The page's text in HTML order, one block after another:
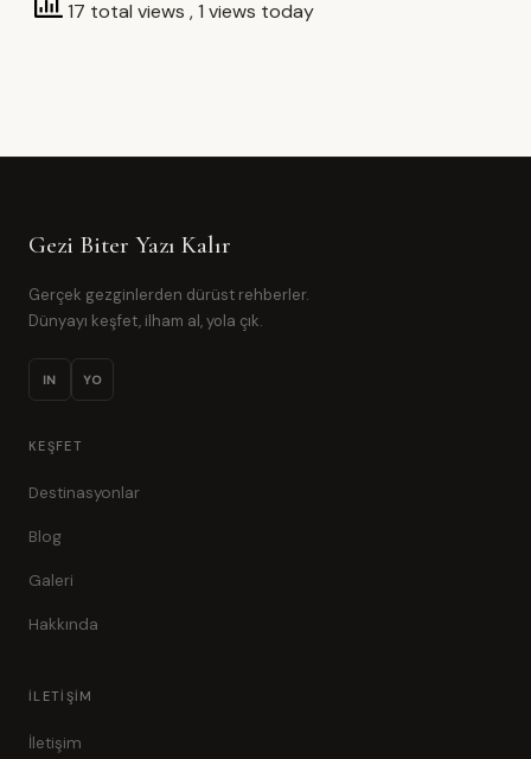
17 total views , 1 views today
Gezi Biter Yazı Kalır
Gerçek gezginlerden dürüst rehberler.
Dünyayı keşfet, ilham al, yola çık.
IN YO
KEŞFET
Destinasyonlar
Blog
Galeri
Hakkında
İLETIŞIM
İletişim